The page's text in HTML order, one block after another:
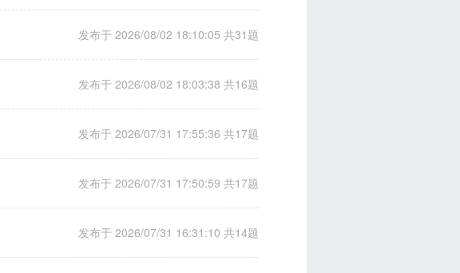
发布于 2026/08/02 18:10:05 共31题
发布于 2026/08/02 18:03:38 共16题
发布于 2026/07/31 17:55:36 共17题
发布于 2026/07/31 17:50:59 共17题
发布于 2026/07/31 16:31:10 共14题